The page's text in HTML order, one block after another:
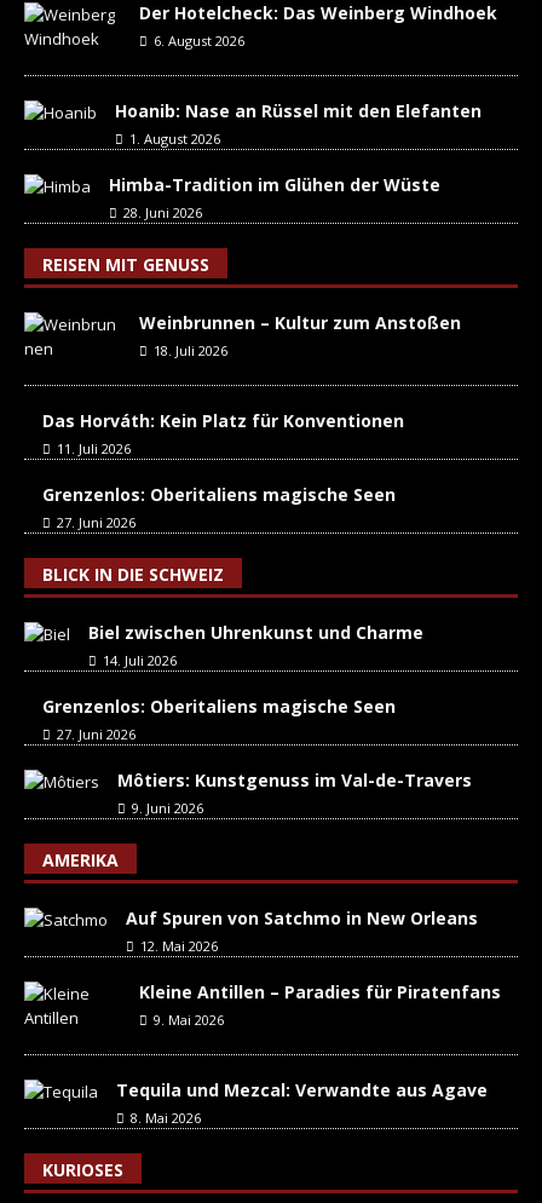
Der Hotelcheck: Das Weinberg Windhoek
6. August 2026
Hoanib: Nase an Rüssel mit den Elefanten
1. August 2026
Himba-Tradition im Glühen der Wüste
28. Juni 2026
REISEN MIT GENUSS
Weinbrunnen – Kultur zum Anstoßen
18. Juli 2026
Das Horváth: Kein Platz für Konventionen
11. Juli 2026
Grenzenlos: Oberitaliens magische Seen
27. Juni 2026
BLICK IN DIE SCHWEIZ
Biel zwischen Uhrenkunst und Charme
14. Juli 2026
Grenzenlos: Oberitaliens magische Seen
27. Juni 2026
Môtiers: Kunstgenuss im Val-de-Travers
9. Juni 2026
AMERIKA
Auf Spuren von Satchmo in New Orleans
12. Mai 2026
Kleine Antillen – Paradies für Piratenfans
9. Mai 2026
Tequila und Mezcal: Verwandte aus Agave
8. Mai 2026
KURIOSES